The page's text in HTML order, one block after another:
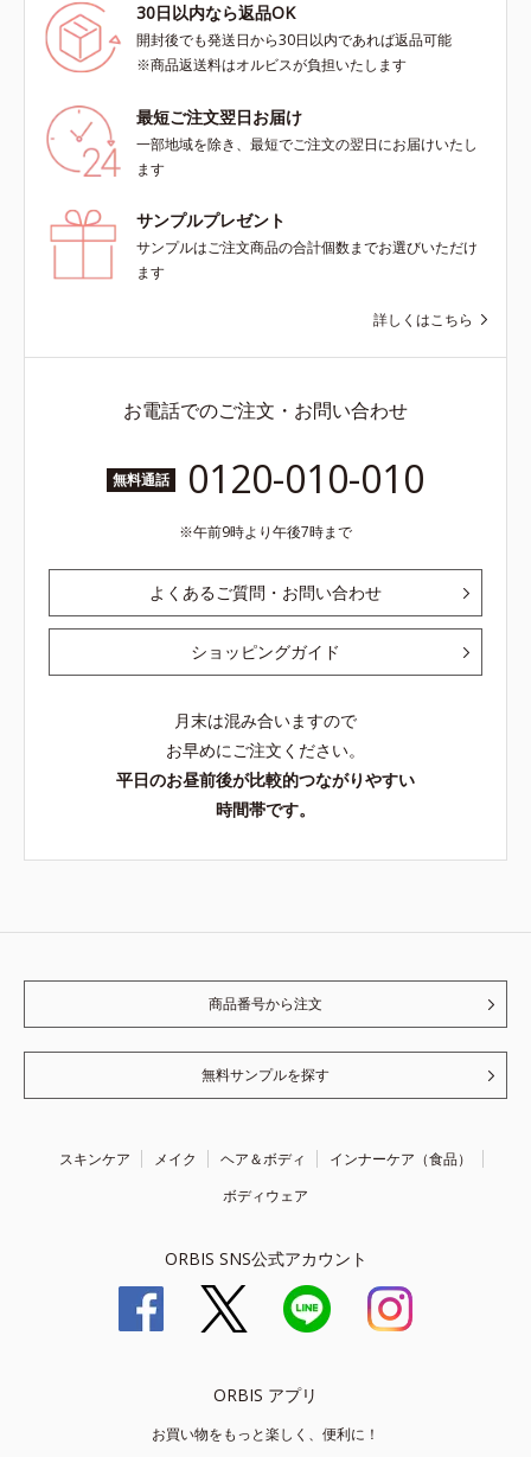
30日以内なら返品OK
開封後でも発送日から30日以内であれば返品可能
※商品返送料はオルビスが負担いたします
最短ご注文翌日お届け
一部地域を除き、最短でご注文の翌日にお届けいたし
ます
サンプルプレゼント
サンプルはご注文商品の合計個数までお選びいただけ
ます
詳しくはこちら
お電話でのご注文・お問い合わせ
無料通話 0120-010-010
午前9時より午後7時まで
よくあるご質問・お問い合わせ
ショッピングガイド
月末は混み合いますので
お早めにご注文ください。
平日のお昼前後が比較的つながりやすい
時間帯です。
商品番号から注文
無料サンプルを探す
スキンケア メイク ヘア＆ボディ
インナーケア（食品）
ボディウェア
ORBIS SNS公式アカウント
ORBIS アプリ
お買い物をもっと楽しく、便利に！